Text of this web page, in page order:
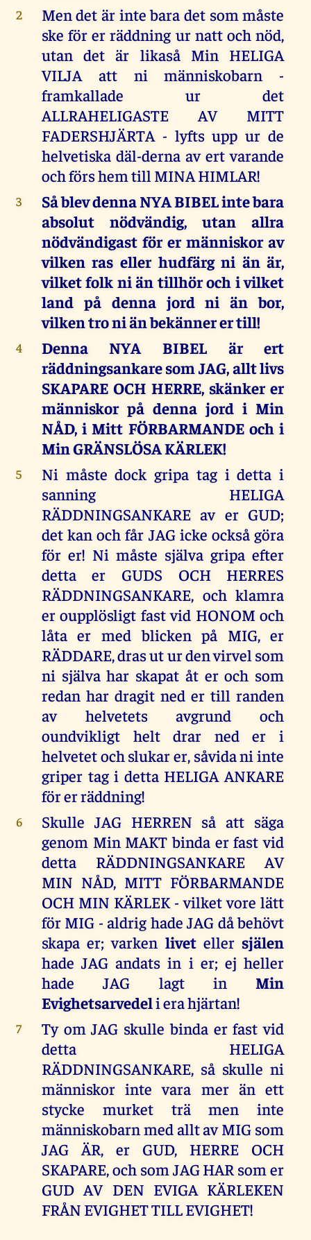
2
Men det är inte bara det som måste
ske för er räddning ur natt och nöd,
utan det är likaså Min HELIGA
VILJA att ni människobarn -
framkallade ur det
ALLRAHELIGASTE AV MITT
FADERSHJÄRTA - lyfts upp ur de
helvetiska däl-derna av ert varande
och förs hem till MINA HIMLAR!
3
Så blev denna NYA BIBEL inte bara
absolut nödvändig, utan allra
nödvändigast för er människor av
vilken ras eller hudfärg ni än är,
vilket folk ni än tillhör och i vilket
land på denna jord ni än bor,
vilken tro ni än bekänner er till!
4
Denna NYA BIBEL är ert
räddningsankare som JAG, allt livs
SKAPARE OCH HERRE, skänker er
människor på denna jord i Min
NÅD, i Mitt FÖRBARMANDE och i
Min GRÄNSLÖSA KÄRLEK!
5
Ni måste dock gripa tag i detta i
sanning HELIGA
RÄDDNINGSANKARE av er GUD;
det kan och får JAG icke också göra
för er! Ni måste själva gripa efter
detta er GUDS OCH HERRES
RÄDDNINGSANKARE, och klamra
er oupplösligt fast vid HONOM och
låta er med blicken på MIG, er
RÄDDARE, dras ut ur den virvel som
ni själva har skapat åt er och som
redan har dragit ned er till randen
av helvetets avgrund och
oundvikligt helt drar ned er i
helvetet och slukar er, såvida ni inte
griper tag i detta HELIGA ANKARE
för er räddning!
6
Skulle JAG HERREN så att säga
genom Min MAKT binda er fast vid
detta RÄDDNINGSANKARE AV
MIN NÅD, MITT FÖRBARMANDE
OCH MIN KÄRLEK - vilket vore lätt
för MIG - aldrig hade JAG då behövt
skapa er; varken livet eller själen
hade JAG andats in i er; ej heller
hade JAG lagt inMin
Evighetsarvedeli era hjärtan!
7
Ty om JAG skulle binda er fast vid
detta HELIGA
RÄDDNINGSANKARE, så skulle ni
människor inte vara mer än ett
stycke murket trä men inte
människobarn med allt av MIG som
JAG ÄR, er GUD, HERRE OCH
SKAPARE, och som JAG HAR som er
GUD AV DEN EVIGA KÄRLEKEN
FRÅN EVIGHET TILL EVIGHET!